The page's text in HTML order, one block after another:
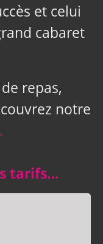
et celui
cabaret
repas,
notre
tarifs…